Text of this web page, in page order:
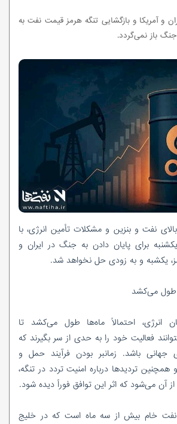
و آمریکا و بازگشایی تنگه هرمز قیمت نفت به
باز نمی‌گردد.
نفت و بنزین و مشکلات تأمین انرژی، با
برای پایان دادن به جنگ در ایران و
یکشبه و به زودی حل نخواهد شد.
طول می‌کشد
انرژی، احتمالاً ماه‌ها طول می‌کشد تا
فعالیت خود را به حدی از سر بگیرند که
جهانی باشد. زمانبر بودن فرآیند حمل و
تردیدها درباره امنیت تردد در تنگه،
آن می‌شود که اثر این توافق فوراً دیده شود.
خام بیش از سه ماه است که در خلیج